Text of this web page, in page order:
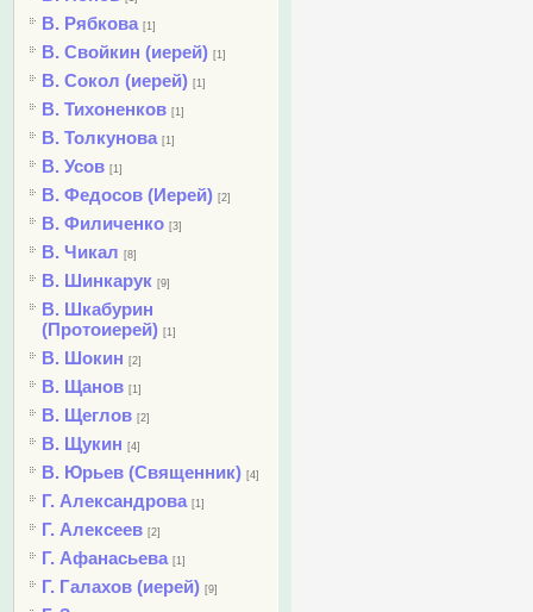
В. Рябкова [1]
В. Свойкин (иерей) [1]
В. Сокол (иерей) [1]
В. Тихоненков [1]
В. Толкунова [1]
В. Усов [1]
В. Федосов (Иерей) [2]
В. Филиченко [3]
В. Чикал [8]
В. Шинкарук [9]
В. Шкабурин
(Протоиерей) [1]
В. Шокин [2]
В. Щанов [1]
В. Щеглов [2]
В. Щукин [4]
В. Юрьев (Священник) [4]
Г. Александрова [1]
Г. Алексеев [2]
Г. Афанасьева [1]
Г. Галахов (иерей) [9]